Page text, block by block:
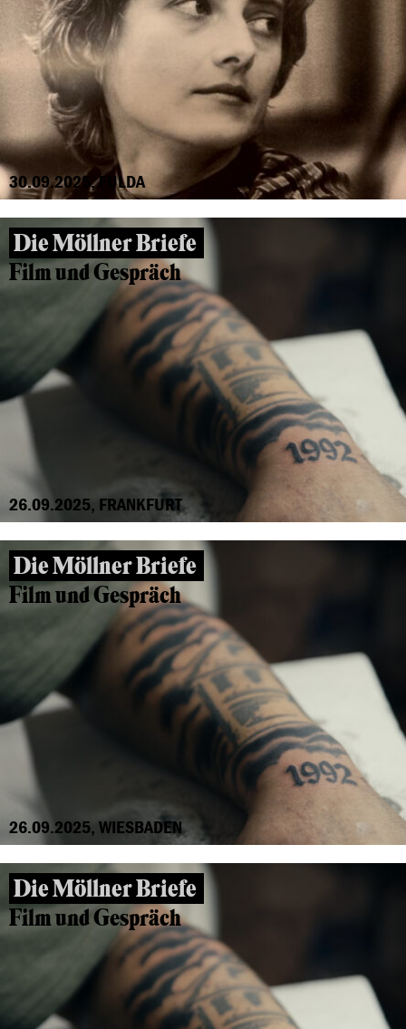
30.09.2025, FULDA
Die Möllner Briefe
Film und Gespräch
26.09.2025, FRANKFURT
Die Möllner Briefe
Film und Gespräch
26.09.2025, WIESBADEN
Die Möllner Briefe
Film und Gespräch